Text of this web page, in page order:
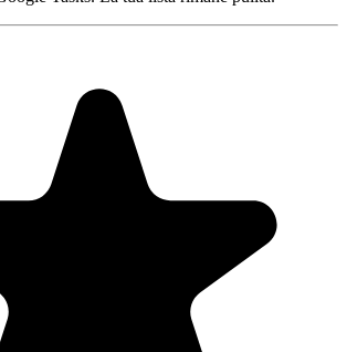
to do and this helps me organize and
app can. It syncs to my phone and laptop, and
they automatically integrate into my
is immensely convenient. I can look at my
overview in Google Calendar and
I was able to accomplish! Great tool indeed.
will evolve over time."